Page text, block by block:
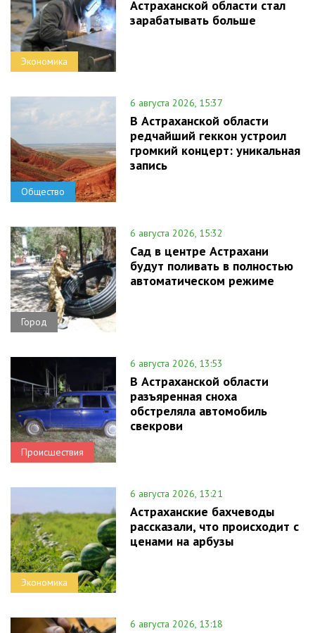
Экономика
Астраханской области стал
зарабатывать больше
Общество
6 августа 2026, 15:37
В Астраханской области
редчайший геккон устроил
громкий концерт: уникальная
запись
Город
6 августа 2026, 15:32
Сад в центре Астрахани
будут поливать в полностью
автоматическом режиме
Происшествия
6 августа 2026, 13:53
В Астраханской области
разъяренная сноха
обстреляла автомобиль
свекрови
Экономика
6 августа 2026, 13:21
Астраханские бахчеводы
рассказали, что происходит с
ценами на арбузы
6 августа 2026, 13:18